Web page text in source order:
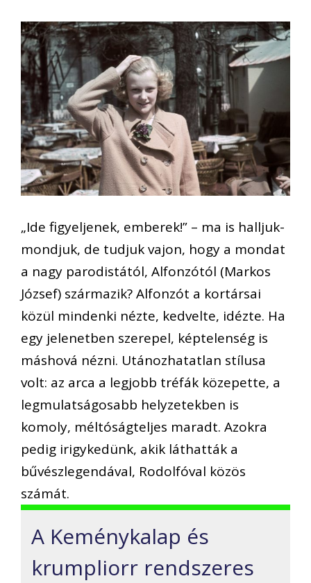
„Ide figyeljenek, emberek!” – ma is halljuk-
mondjuk, de tudjuk vajon, hogy a mondat
a nagy parodistától, Alfonzótól (Markos
József) származik? Alfonzót a kortársai
közül mindenki nézte, kedvelte, idézte. Ha
egy jelenetben szerepel, képtelenség is
máshová nézni. Utánozhatatlan stílusa
volt: az arca a legjobb tréfák közepette, a
legmulatságosabb helyzetekben is
komoly, méltóságteljes maradt. Azokra
pedig irigykedünk, akik láthatták a
bűvészlegendával, Rodolfóval közös
számát.
A Keménykalap és
krumpliorr rendszeres